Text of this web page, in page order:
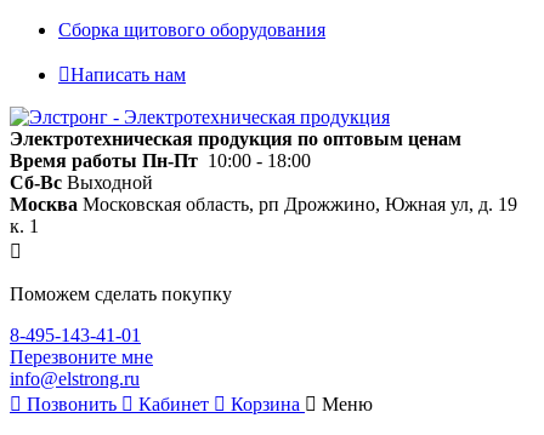
Сборка щитового оборудования
Написать нам
Электротехническая продукция по оптовым ценам
Время работы Пн-Пт 10:00 - 18:00
Сб-Вс Выходной
Москва Московская область, рп Дрожжино, Южная ул, д. 19
к. 1
Поможем сделать покупку
8-495-143-41-01
Перезвоните мне
info@elstrong.ru
Позвонить
Кабинет Корзина Меню